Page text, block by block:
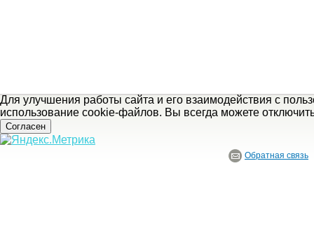
Для улучшения работы сайта и его взаимодействия с
использование cookie-файлов. Вы всегда можете
Согласен
Обратная связь